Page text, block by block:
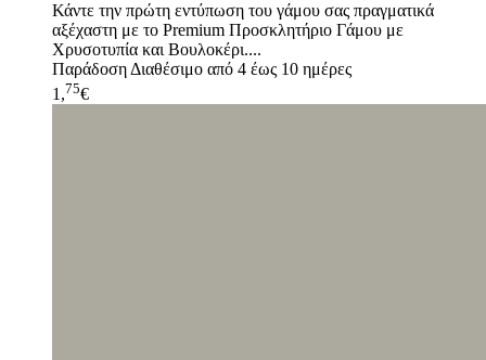
Κάντε την πρώτη εντύπωση του γάμου σας πραγματικά
αξέχαστη με το Premium Προσκλητήριο Γάμου με
Χρυσοτυπία και Βουλοκέρι....
ΠαράδοσηΔιαθέσιμο από 4 έως 10 ημέρες
1,75€